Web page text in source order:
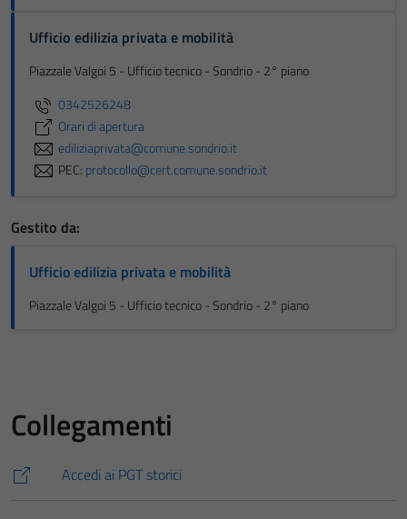
Ufficio edilizia privata e mobilità
Piazzale Valgoi 5 - Ufficio tecnico - Sondrio - 2° piano
0342526248
Orari di apertura
ediliziaprivata@comune.sondrio.it
PEC: protocollo@cert.comune.sondrio.it
Gestito da:
Ufficio edilizia privata e mobilità
Piazzale Valgoi 5 - Ufficio tecnico - Sondrio - 2° piano
Collegamenti
Accedi ai PGT storici